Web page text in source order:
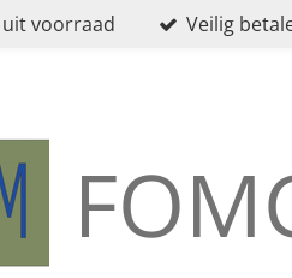
voorraad Veilig